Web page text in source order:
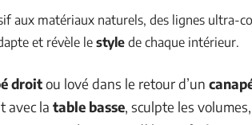
aux matériaux naturels, des lignes ultra-
et révèle le style de chaque intérieur.
droitou lové dans le retour d’un
avec la table basse, sculpte les